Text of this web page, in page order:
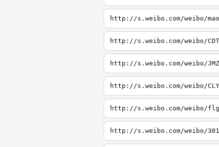
http://s.weibo.com/weibo/mao
http://s.weibo.com/weibo/CDT
http://s.weibo.com/weibo/JMZ
http://s.weibo.com/weibo/CLY
http://s.weibo.com/weibo/flg
http://s.weibo.com/weibo/301